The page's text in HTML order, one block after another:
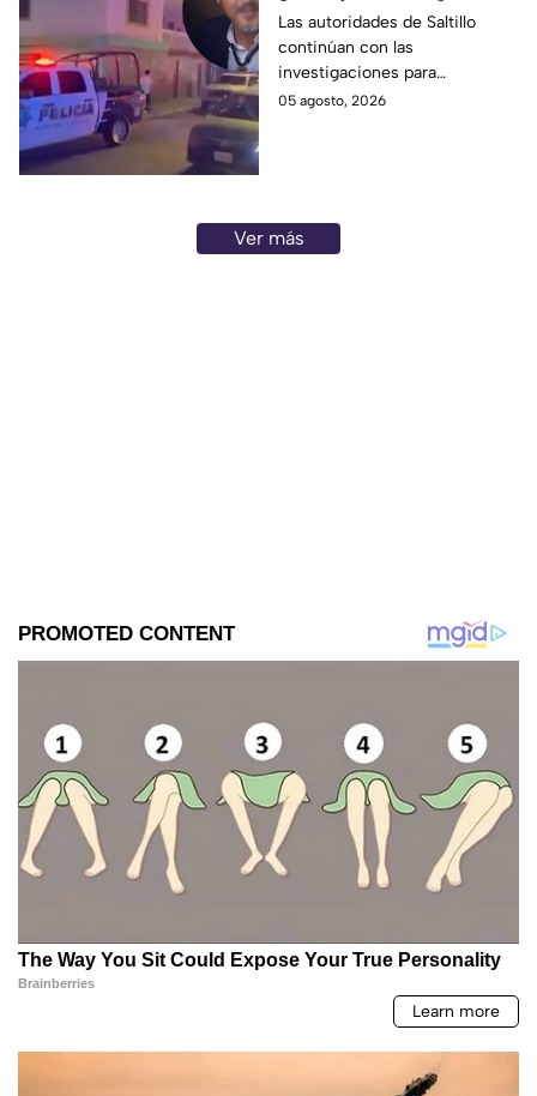
perdió la vid4 tras una
riña familiar con un
extranjero? Esto
sabemos
Las autoridades de Saltillo
continúan con las
investigaciones para
esclarecer el caso.
05 agosto, 2026
Ver más